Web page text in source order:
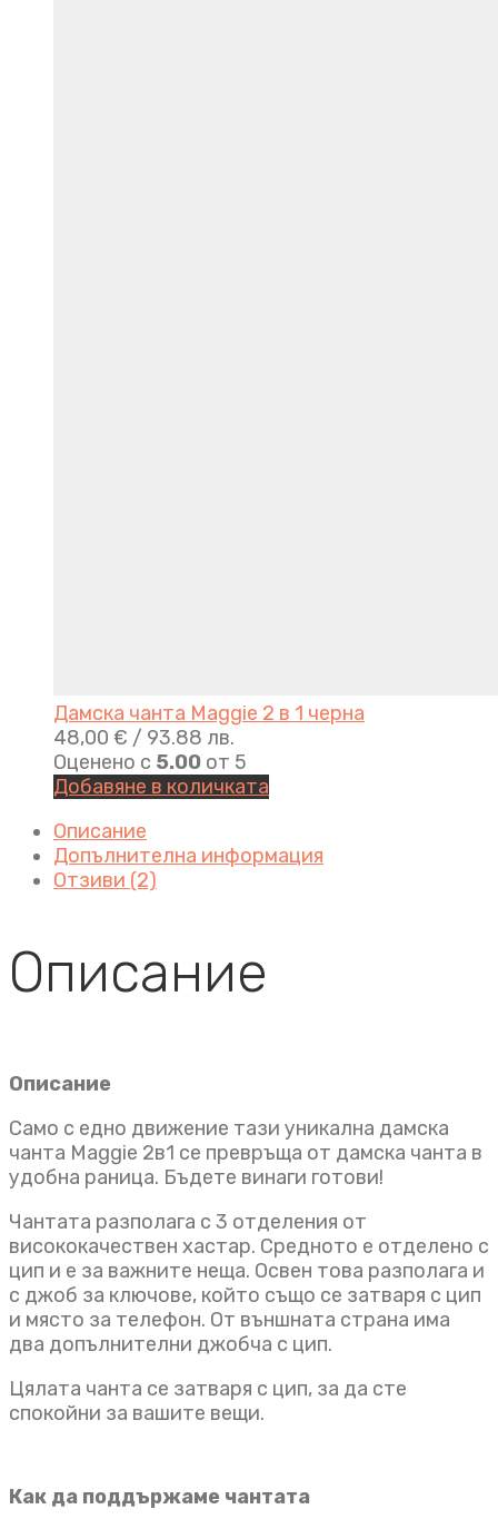
Дамска чанта Maggie 2 в 1 черна
48,00 € / 93.88 лв.
Оценено с 5.00 от 5
Добавяне в количката
Описание
Допълнителна информация
Отзиви (2)
Описание
Описание
Само с едно движение тази уникална дамска
чанта Maggie 2в1 се превръща от дамска чанта в
удобна раница. Бъдете винаги готови!
Чантата разполага с 3 отделения от
висококачествен хастар. Средното е отделено с
цип и е за важните неща. Освен това разполага и
с джоб за ключове, който също се затваря с цип
и място за телефон. От външната страна има
два допълнителни джобча с цип.
Цялата чанта се затваря с цип, за да сте
спокойни за вашите вещи.
Как да поддържаме чантата